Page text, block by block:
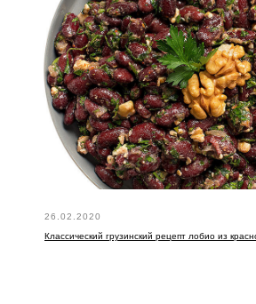
10.03.2020
Ура! Мы запустили Youtube канал с рецептами!
02.03.2020
РЕЦЕПТЫ
Рецепт сацебели
26.02.2020
Классический грузинский рецепт лобио из